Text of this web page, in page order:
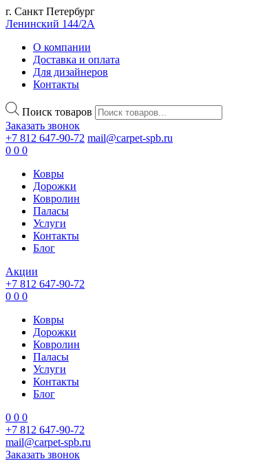
г. Санкт Петербург
Ленинский 144/2А
О компании
Доставка и оплата
Для дизайнеров
Контакты
Поиск товаров
Заказать звонок
+7 812 647-90-72 mail@carpet-spb.ru
0 0 0
Ковры
Дорожки
Ковролин
Паласы
Услуги
Контакты
Блог
Акции
+7 812 647-90-72
0 0 0
Ковры
Дорожки
Ковролин
Паласы
Услуги
Контакты
Блог
0 0 0
+7 812 647-90-72
mail@carpet-spb.ru
Заказать звонок